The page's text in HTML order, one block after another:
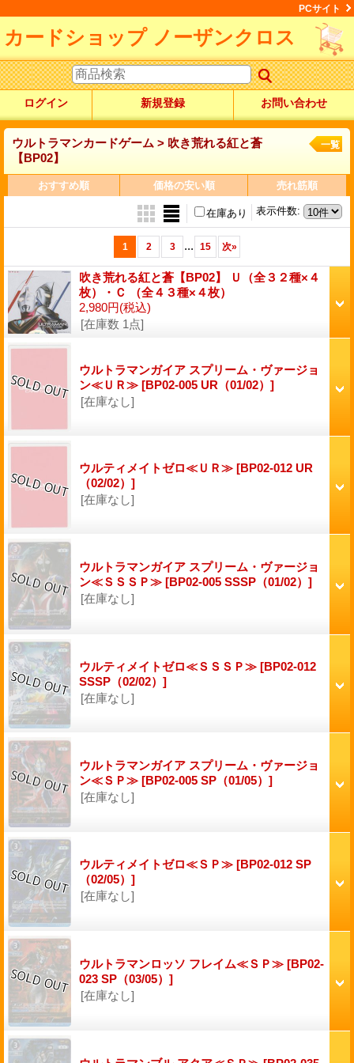
PCサイト
カードショップ ノーザンクロス
ログイン 新規登録 お問い合わせ
ウルトラマンカードゲーム > 吹き荒れる紅と蒼
【BP02】
一覧
おすすめ順 価格の安い順 売れ筋順
表示件数:
在庫あり
1 2 3 ... 15 次»
吹き荒れる紅と蒼【BP02】 Ｕ（全３２種×４
枚）・Ｃ （全４３種×４枚）
2,980円(税込)
[在庫数 1点]
ウルトラマンガイア スプリーム・ヴァージョ
ン≪ＵＲ≫ [BP02-005 UR（01/02）]
[在庫なし]
ウルティメイトゼロ≪ＵＲ≫ [BP02-012 UR
（02/02）]
[在庫なし]
ウルトラマンガイア スプリーム・ヴァージョ
ン≪ＳＳＳＰ≫ [BP02-005 SSSP（01/02）]
[在庫なし]
ウルティメイトゼロ≪ＳＳＳＰ≫ [BP02-012
SSSP（02/02）]
[在庫なし]
ウルトラマンガイア スプリーム・ヴァージョ
ン≪ＳＰ≫ [BP02-005 SP（01/05）]
[在庫なし]
ウルティメイトゼロ≪ＳＰ≫ [BP02-012 SP
（02/05）]
[在庫なし]
ウルトラマンロッソ フレイム≪ＳＰ≫ [BP02-
023 SP（03/05）]
[在庫なし]